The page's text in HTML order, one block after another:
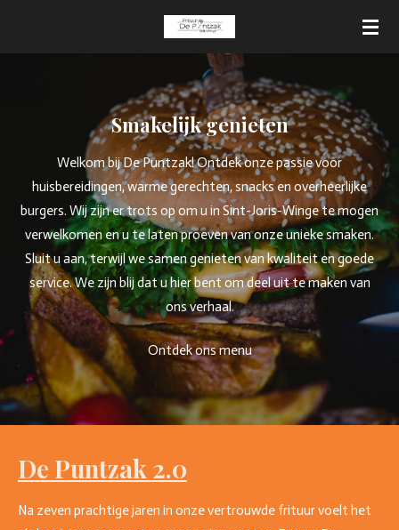
Smakelijk genieten
Welkom bij De Puntzak! Ontdek onze passie voor
huisbereidingen, warme gerechten, snacks en overheerlijke
burgers. Wij zijn er trots op om u in Sint-Joris-Winge te mogen
verwelkomen en u te laten proeven van onze unieke smaken.
Sluit u aan, terwijl we samen genieten van kwaliteit en goede
service. We zijn blij dat u hier bent om deel uit te maken van
ons verhaal.
Ontdek ons menu
De Puntzak 2.0
Na zeven prachtige jaren in onze vertrouwde frituur voelt het